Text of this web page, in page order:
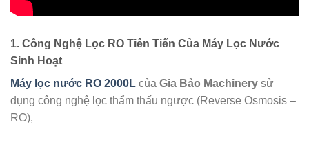
1. Công Nghệ Lọc RO Tiên Tiến Của Máy Lọc Nước
Sinh Hoạt
Máy lọc nước RO 2000L của Gia Bảo Machinery sử
dụng công nghệ lọc thẩm thấu ngược (Reverse Osmosis –
RO),